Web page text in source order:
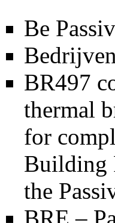
Be
BR497
thermal
for
Building
the
BRE –